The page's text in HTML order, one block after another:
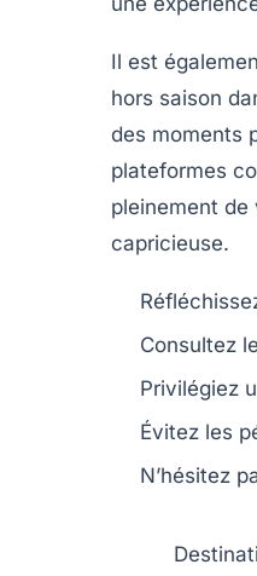
Il est
hors saison
des moments
plateformes
pleinement
capricieuse.
Consultez
Privilégiez
Évitez les
N’hésitez